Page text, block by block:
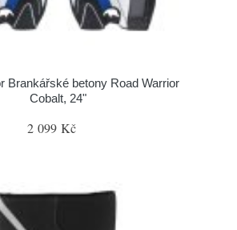
Brankářské betony Road Warrior
Cobalt, 24"
2 099 Kč